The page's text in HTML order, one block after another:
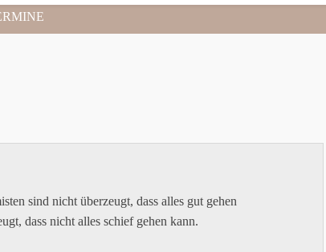
sind nicht überzeugt, dass alles gut gehen
dass nicht alles schief gehen kann.